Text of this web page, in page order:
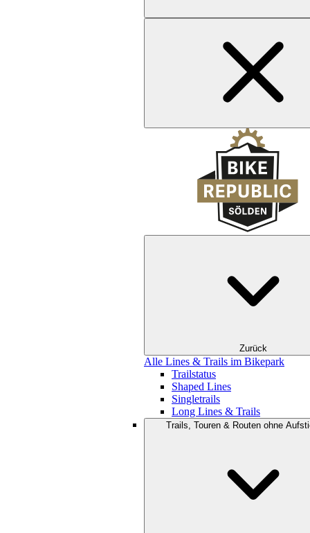
Zurück
Alle Lines & Trails im Bikepark
Trailstatus
Shaped Lines
Singletrails
Long Lines & Trails
Trails, Touren & Routen ohne